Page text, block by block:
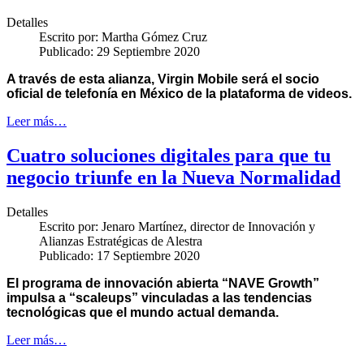
Detalles
Escrito por: Martha Gómez Cruz
Publicado: 29 Septiembre 2020
A través de esta alianza, Virgin Mobile será el socio
oficial de telefonía en México de la plataforma de videos.
Leer más…
Cuatro soluciones digitales para que tu
negocio triunfe en la Nueva Normalidad
Detalles
Escrito por: Jenaro Martínez, director de Innovación y
Alianzas Estratégicas de Alestra
Publicado: 17 Septiembre 2020
El programa de innovación abierta “NAVE Growth”
impulsa a “scaleups” vinculadas a las tendencias
tecnológicas que el mundo actual demanda.
Leer más…